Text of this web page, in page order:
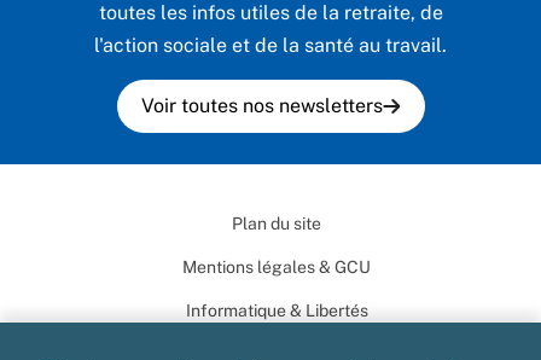
toutes les infos utiles de la retraite, de
l'action sociale et de la santé au travail.
Voir toutes nos newsletters
Plan du site
Mentions légales & GCU
Informatique & Libertés